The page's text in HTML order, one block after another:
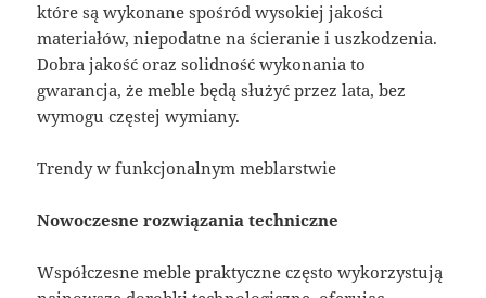
które są wykonane spośród wysokiej jakości
materiałów, niepodatne na ścieranie i uszkodzenia.
Dobra jakość oraz solidność wykonania to
gwarancja, że meble będą służyć przez lata, bez
wymogu częstej wymiany.
Trendy w funkcjonalnym meblarstwie
Nowoczesne rozwiązania techniczne
Współczesne meble praktyczne często wykorzystują